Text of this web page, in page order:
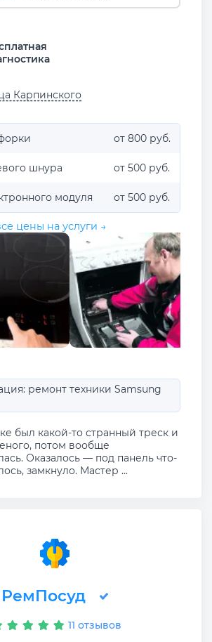
Карпинского
от 800 руб.
шнура от 500 руб.
модуля от 500 руб.
цены на услуги →
ремонт техники Samsung
был какой-то странный треск и
потом вообще
Оказалось — под панель что-
замкнуло. Мастер ...
РемПосуд
11 отзывов